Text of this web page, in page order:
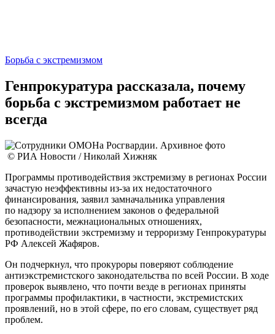
Борьба с экстремизмом
Генпрокуратура рассказала, почему
борьба с экстремизмом работает не
всегда
© РИА Новости / Николай Хижняк
Программы противодействия экстремизму в регионах России
зачастую неэффективны из-за их недостаточного
финансирования, заявил замначальника управления
по надзору за исполнением законов о федеральной
безопасности, межнациональных отношениях,
противодействии экстремизму и терроризму Генпрокуратуры
РФ Алексей Жафяров.
Он подчеркнул, что прокуроры поверяют соблюдение
антиэкстремистского законодательства по всей России. В ходе
проверок выявлено, что почти везде в регионах приняты
программы профилактики, в частности, экстремистских
проявлений, но в этой сфере, по его словам, существует ряд
проблем.